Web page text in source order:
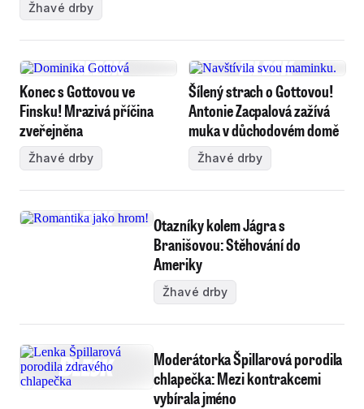
Žhavé drby
Konec s Gottovou ve
Finsku! Mrazivá příčina
zveřejněna
Žhavé drby
Šílený strach o Gottovou!
Antonie Zacpalová zažívá
muka v důchodovém domě
Žhavé drby
Otazníky kolem Jágra s
Branišovou: Stěhování do
Ameriky
Žhavé drby
Moderátorka Špillarová porodila
chlapečka: Mezi kontrakcemi
vybírala jméno